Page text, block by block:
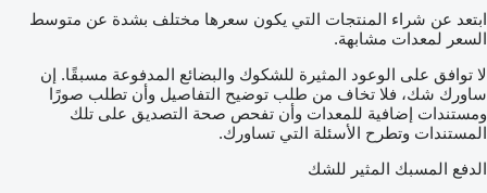
ابتعد عن شراء المنتجات التي يكون سعرها مختلف بشدة عن متوسط
السعر لمعدات مشابهة.
لا توافق على الوعود المثيرة للشكوك والبضائع المدفوعة مسبقًا. إن
ساورك شك، فلا تخاف من طلب توضيح التفاصيل وأن تطلب صورًا
ومستندات إضافية للمعدات وأن تفحص صحة التصديق على تلك
المستندات وتطرح الأسئلة التي تساورك.
الدفع المسبك المثير للشك